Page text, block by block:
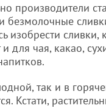
производители
безмолочные
изобрести
для чая, какао,
так и в
Кстати,